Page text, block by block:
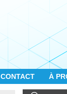
CONTACT À